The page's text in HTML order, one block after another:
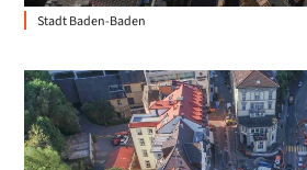
Stadt Baden-Baden